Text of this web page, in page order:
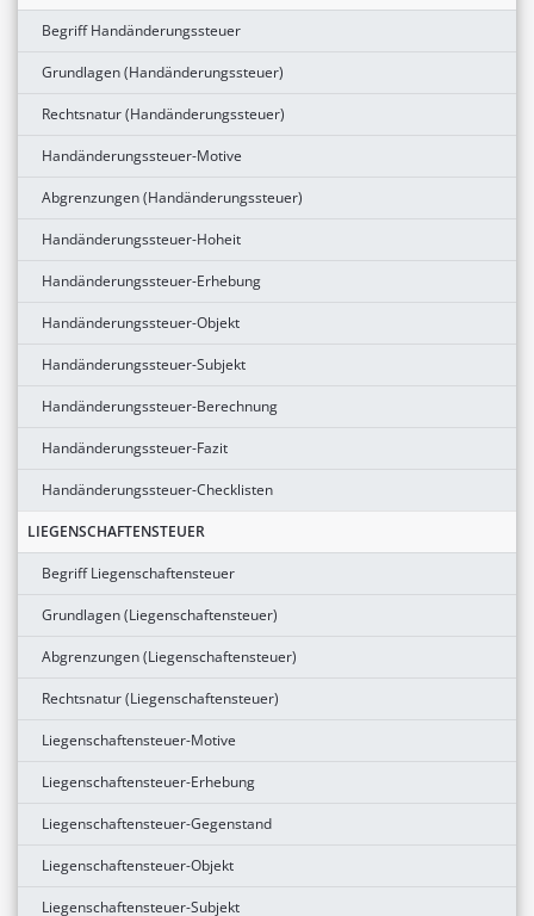
Begriff Handänderungssteuer
Grundlagen (Handänderungssteuer)
Rechtsnatur (Handänderungssteuer)
Handänderungssteuer-Motive
Abgrenzungen (Handänderungssteuer)
Handänderungssteuer-Hoheit
Handänderungssteuer-Erhebung
Handänderungssteuer-Objekt
Handänderungssteuer-Subjekt
Handänderungssteuer-Berechnung
Handänderungssteuer-Fazit
Handänderungssteuer-Checklisten
LIEGENSCHAFTENSTEUER
Begriff Liegenschaftensteuer
Grundlagen (Liegenschaftensteuer)
Abgrenzungen (Liegenschaftensteuer)
Rechtsnatur (Liegenschaftensteuer)
Liegenschaftensteuer-Motive
Liegenschaftensteuer-Erhebung
Liegenschaftensteuer-Gegenstand
Liegenschaftensteuer-Objekt
Liegenschaftensteuer-Subjekt